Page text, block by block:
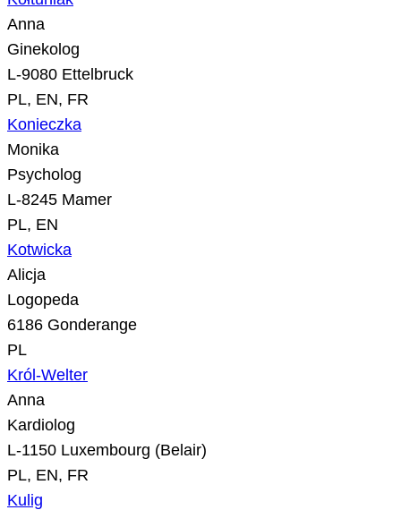
Anna
Ginekolog
L-9080 Ettelbruck
PL, EN, FR
Konieczka
Monika
Psycholog
L-8245 Mamer
PL, EN
Kotwicka
Alicja
Logopeda
6186 Gonderange
PL
Król-Welter
Anna
Kardiolog
L-1150 Luxembourg (Belair)
PL, EN, FR
Kulig